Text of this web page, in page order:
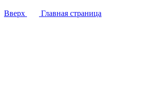
Вверх Главная страница